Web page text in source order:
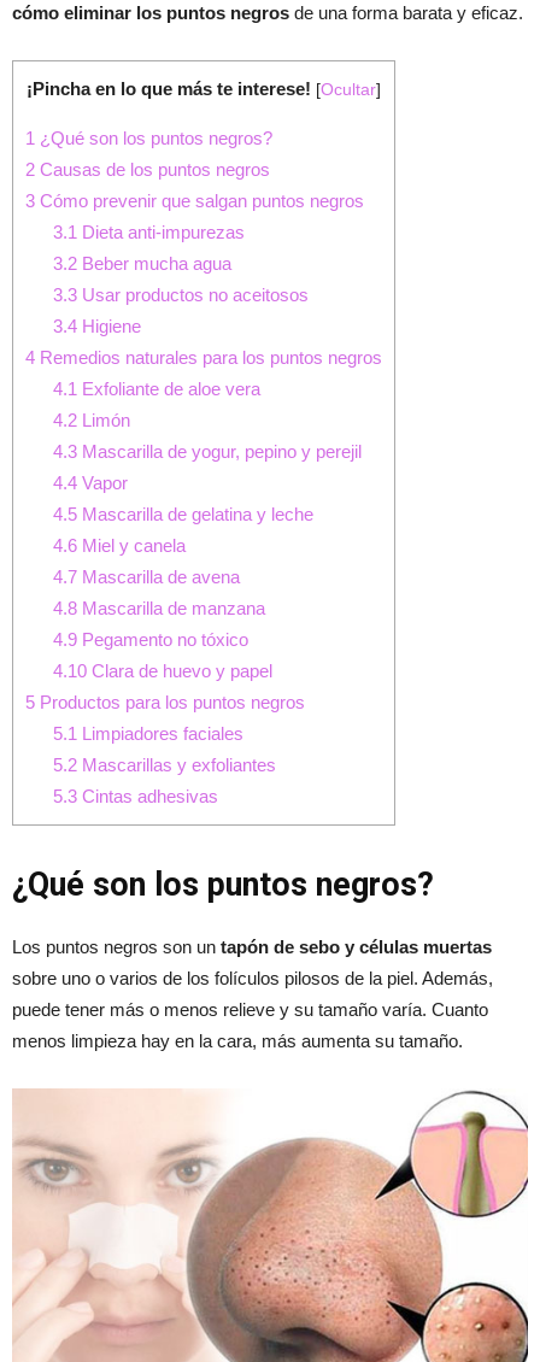
cómo eliminar los puntos negros de una forma barata y eficaz.
¡Pincha en lo que más te interese! [Ocultar]
1 ¿Qué son los puntos negros?
2 Causas de los puntos negros
3 Cómo prevenir que salgan puntos negros
3.1 Dieta anti-impurezas
3.2Beber mucha agua
3.3Usar productos no aceitosos
3.4Higiene
4 Remedios naturales para los puntos negros
4.1 Exfoliante de aloe vera
4.2Limón
4.3Mascarilla de yogur, pepino y perejil
4.4Vapor
4.5Mascarilla de gelatina y leche
4.6Miel y canela
4.7Mascarilla de avena
4.8Mascarilla de manzana
4.9Pegamento no tóxico
4.10Clara de huevo y papel
5 Productos para los puntos negros
5.1 Limpiadores faciales
5.2Mascarillas y exfoliantes
5.3Cintas adhesivas
¿Qué son los puntos negros?
Los puntos negros son un tapón de sebo y células muertas
sobre uno o varios de los folículos pilosos de la piel. Además,
puede tener más o menos relieve y su tamaño varía. Cuanto
menos limpieza hay en la cara, más aumenta su tamaño.